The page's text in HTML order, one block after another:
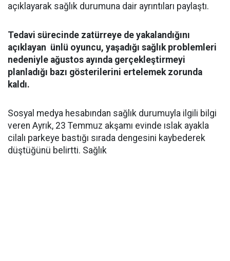
açıklayarak sağlık durumuna dair ayrıntıları paylaştı.
Tedavi sürecinde zatürreye de yakalandığını
açıklayan ünlü oyuncu, yaşadığı sağlık problemleri
nedeniyle ağustos ayında gerçekleştirmeyi
planladığı bazı gösterilerini ertelemek zorunda
kaldı.
Sosyal medya hesabından sağlık durumuyla ilgili bilgi
veren Ayrık, 23 Temmuz akşamı evinde ıslak ayakla
cilalı parkeye bastığı sırada dengesini kaybederek
düştüğünü belirtti. Sağlık